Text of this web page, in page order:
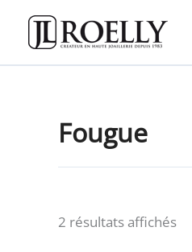
Fougue
2 résultats affichés